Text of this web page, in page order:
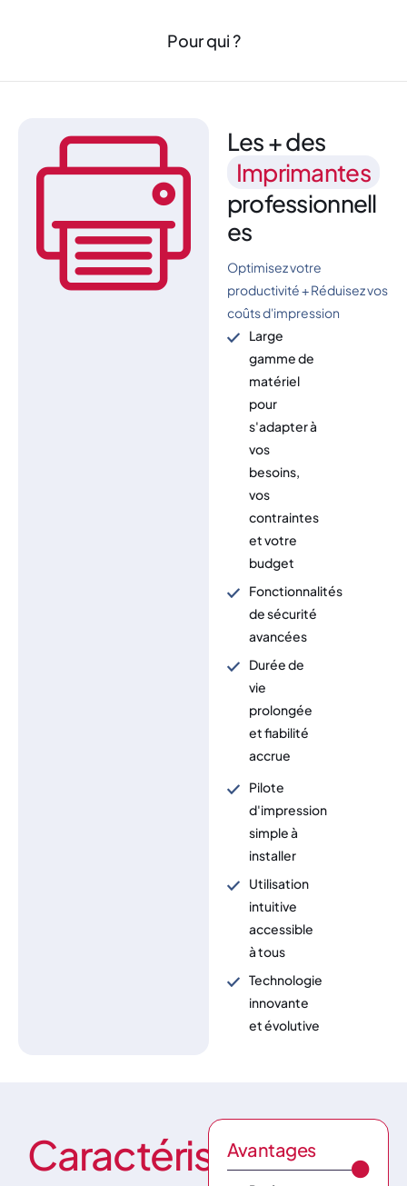
Pour qui ?
Les + des
Imprimantes
professionnell
es
Optimisez votre
productivité + Réduisez vos
coûts d'impression
Large
gamme de
matériel
pour
s'adapter à
vos
besoins,
vos
contraintes
et votre
budget
Fonctionnalités
de sécurité
avancées
Durée de
vie
prolongée
et fiabilité
accrue
Pilote
d'impression
simple à
installer
Utilisation
intuitive
accessible
à tous
Technologie
innovante
et évolutive
Caractéristiques
Avantages